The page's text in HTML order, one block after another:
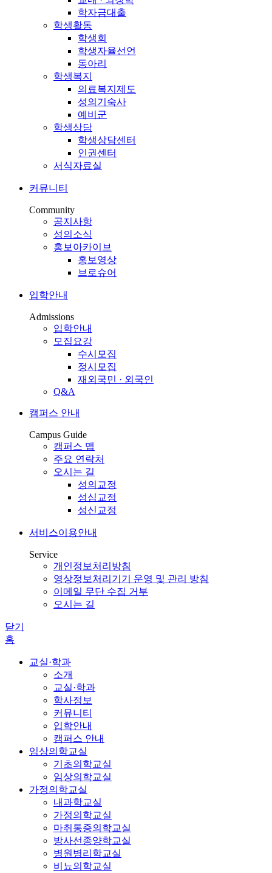
학자금대출
학생활동
학생회
학생자율선언
동아리
학생복지
의료복지제도
성의기숙사
예비군
학생상담
학생상담센터
인권센터
서식자료실
커뮤니티
Community
공지사항
성의소식
홍보아카이브
홍보영상
브로슈어
입학안내
Admissions
입학안내
모집요강
수시모집
정시모집
재외국민 · 외국인
Q&A
캠퍼스 안내
Campus Guide
캠퍼스 맵
주요 연락처
오시는 길
성의교정
성심교정
성신교정
서비스이용안내
Service
개인정보처리방침
영상정보처리기기 운영 및 관리 방침
이메일 무단 수집 거부
오시는 길
닫기
홈
교실·학과
소개
교실·학과
학사정보
커뮤니티
입학안내
캠퍼스 안내
임상의학교실
기초의학교실
임상의학교실
가정의학교실
내과학교실
가정의학교실
마취통증의학교실
방사선종양학교실
병원병리학교실
비뇨의학교실